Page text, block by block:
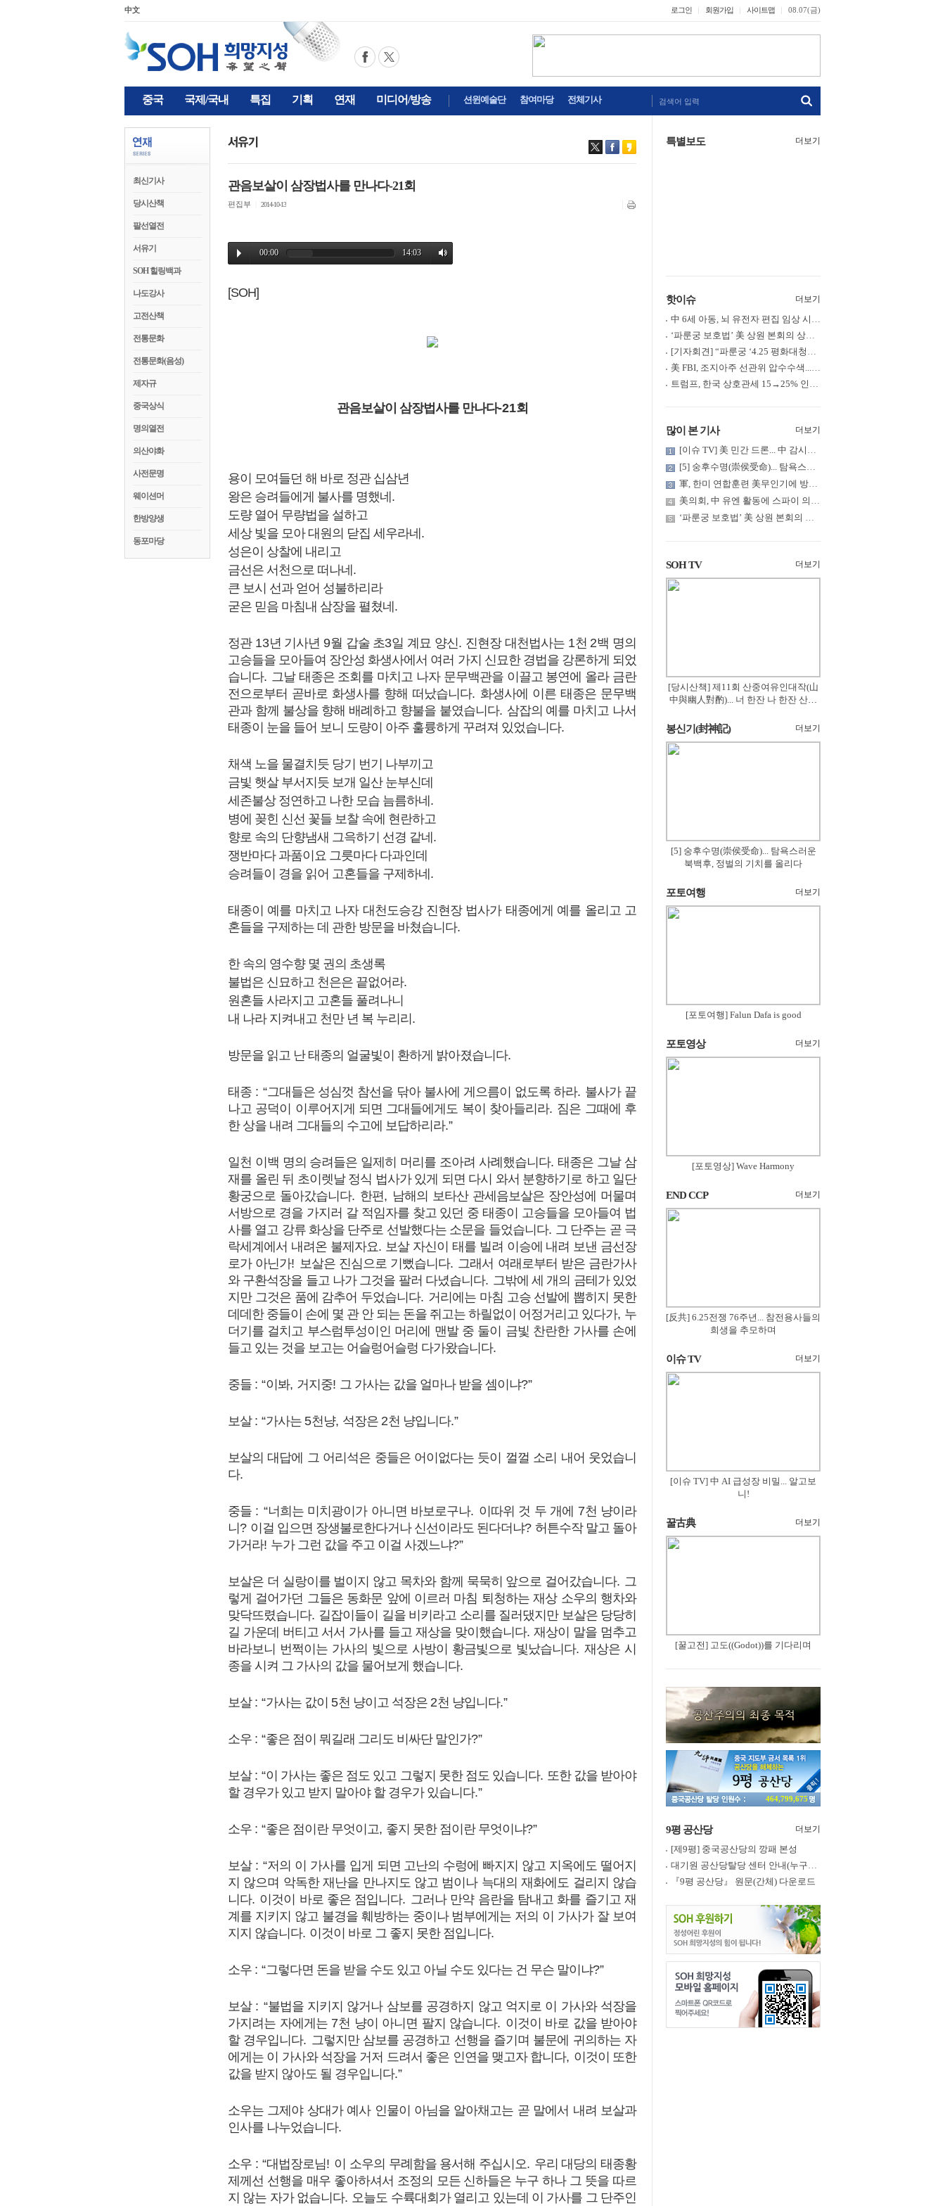
中文 로그인 회원가입 사이트맵 08.07(금)
중국 국제/국내 특집 기획 연재 미디어/방송 션윈예술단 참여마당 전체기사 검색어 입력
최신기사
당시산책
팔선열전
서유기
SOH 힐링백과
나도강사
고전산책
전통문화
전통문화(음성)
제자규
중국상식
명의열전
의산야화
사전문명
웨이션머
한방양생
동포마당
관음보살이 삼장법사를 만나다-21회
편집부 2014-10-13
[SOH]
관음보살이 삼장법사를 만나다-21회
용이 모여들던 해 바로 정관 십삼년
왕은 승려들에게 불사를 명했네 .
도량 열어 무량법을 설하고
세상 빛을 모아 대원의 닫집 세우라네 .
성은이 상찰에 내리고
금선은 서천으로 떠나네 .
큰 보시 선과 얻어 성불하리라
굳은 믿음 마침내 삼장을 펼쳤네 .
정관 13년 기사년9월 갑술 초3일 계묘 양신. 진현장 대천법사는 1천 2백 명의
고승들을 모아들여 장안성 화생사에서 여러 가지 신묘한 경법을 강론하게 되었
습니다. 그날 태종은 조회를 마치고 나자 문무백관을 이끌고 봉연에 올라 금란
전으로부터 곧바로 화생사를 향해 떠났습니다. 화생사에 이른 태종은 문무백
관과 함께 불상을 향해 배례하고 향불을 붙였습니다. 삼잡의 예를 마치고 나서
태종이 눈을 들어 보니 도량이 아주 훌륭하게 꾸려져 있었습니다.
채색 노을 물결치듯 당기 번기 나부끼고
금빛 햇살 부서지듯 보개 일산 눈부신데
세존불상 정연하고 나한 모습 늠름하네 .
병에 꽂힌 신선 꽃들 보찰 속에 현란하고
향로 속의 단향냄새 그윽하기 선경 같네 .
쟁반마다 과품이요 그릇마다 다과인데
승려들이 경을 읽어 고혼들을 구제하네 .
태종이 예를 마치고 나자 대천도승강 진현장 법사가 태종에게 예를 올리고 고
혼들을 구제하는 데 관한 방문을 바쳤습니다.
한 속의 영수향 몇 권의 초생록
불법은 신묘하고 천은은 끝없어라.
원혼들 사라지고 고혼들 풀려나니
내 나라 지켜내고 천만 년 복 누리리 .
방문을 읽고 난 태종의 얼굴빛이 환하게 밝아졌습니다.
태종 : “그대들은 성심껏 참선을 닦아 불사에 게으름이 없도록 하라. 불사가 끝
나고 공덕이 이루어지게 되면 그대들에게도 복이 찾아들리라. 짐은 그때에 후
한 상을 내려 그대들의 수고에 보답하리라.”
일천 이백 명의 승려들은 일제히 머리를 조아려 사례했습니다. 태종은 그날 삼
재를 올린 뒤 초이렛날 정식 법사가 있게 되면 다시 와서 분향하기로 하고 일단
황궁으로 돌아갔습니다. 한편, 남해의 보타산 관세음보살은 장안성에 머물며
서방으로 경을 가지러 갈 적임자를 찾고 있던 중 태종이 고승들을 모아들여 법
사를 열고 강류 화상을 단주로 선발했다는 소문을 들었습니다. 그 단주는 곧 극
락세계에서 내려온 불제자요. 보살 자신이 태를 빌려 이승에 내려 보낸 금선장
로가 아닌가! 보살은 진심으로 기뻤습니다. 그래서 여래로부터 받은 금란가사
와 구환석장을 들고 나가 그것을 팔러 다녔습니다. 그밖에 세 개의 금테가 있었
지만 그것은 품에 감추어 두었습니다. 거리에는 마침 고승 선발에 뽑히지 못한
데데한 중들이 손에 몇 관 안 되는 돈을 쥐고는 하릴없이 어정거리고 있다가, 누
더기를 걸치고 부스럼투성이인 머리에 맨발 중 둘이 금빛 찬란한 가사를 손에
들고 있는 것을 보고는 어슬렁어슬렁 다가왔습니다.
중들 : “이봐, 거지중! 그 가사는 값을 얼마나 받을 셈이냐?”
보살 : “가사는 5천냥, 석장은 2천 냥입니다.”
보살의 대답에 그 어리석은 중들은 어이없다는 듯이 껄껄 소리 내어 웃었습니
다.
중들 : “너희는 미치광이가 아니면 바보로구나. 이따위 것 두 개에 7천 냥이라
니 ? 이걸 입으면 장생불로한다거나 신선이라도 된다더냐? 허튼수작 말고 돌아
가거라! 누가 그런 값을 주고 이걸 사겠느냐?”
보살은 더 실랑이를 벌이지 않고 목차와 함께 묵묵히 앞으로 걸어갔습니다. 그
렇게 걸어가던 그들은 동화문 앞에 이르러 마침 퇴청하는 재상 소우의 행차와
맞닥뜨렸습니다. 길잡이들이 길을 비키라고 소리를 질러댔지만 보살은 당당히
길 가운데 버티고 서서 가사를 들고 재상을 맞이했습니다.재상이 말을 멈추고
바라보니 번쩍이는 가사의 빛으로 사방이 황금빛으로 빛났습니다. 재상은 시
종을 시켜 그 가사의 값을 물어보게 했습니다.
보살 : “가사는 값이 5천 냥이고 석장은 2천 냥입니다.”
소우 : “좋은 점이 뭐길래 그리도 비싸단 말인가?”
보살 : “이 가사는 좋은 점도 있고 그렇지 못한 점도 있습니다. 또한 값을 받아야
할 경우가 있고 받지 말아야 할 경우가 있습니다.”
소우 : “좋은 점이란 무엇이고, 좋지 못한 점이란 무엇이냐?”
보살 : “저의 이 가사를 입게 되면 고난의 수렁에 빠지지 않고 지옥에도 떨어지
지 않으며 악독한 재난을 만나지도 않고 범이나 늑대의 재화에도 걸리지 않습
니다. 이것이 바로 좋은 점입니다. 그러나 만약 음란을 탐내고 화를 즐기고 재
계를 지키지 않고 불경을 훼방하는 중이나 범부에게는 저의 이 가사가 잘 보여
지지 않습니다. 이것이 바로 그 좋지 못한 점입니다.
소우 : “그렇다면 돈을 받을 수도 있고 아닐 수도 있다는 건 무슨 말이냐?”
보살 : “불법을 지키지 않거나 삼보를 공경하지 않고 억지로 이 가사와 석장을
가지려는 자에게는 7천 냥이 아니면 팔지 않습니다. 이것이 바로 값을 받아야
할 경우입니다. 그렇지만 삼보를 공경하고 선행을 즐기며 불문에 귀의하는 자
에게는 이 가사와 석장을 거저 드려서 좋은 인연을 맺고자 합니다, 이것이 또한
값을 받지 않아도 될 경우입니다.”
소우는 그제야 상대가 예사 인물이 아님을 알아채고는 곧 말에서 내려 보살과
인사를 나누었습니다.
소우 : “대법장로님! 이 소우의 무례함을 용서해 주십시오. 우리 대당의 태종황
제께선 선행을 매우 좋아하셔서 조정의 모든 신하들은 누구 하나 그 뜻을 따르
지 않는 자가 없습니다. 오늘도 수륙대회가 열리고 있는데 이 가사를 그 단주인
특별보도 더보기
핫이슈 더보기
中 6세 아동, 뇌 유전자 편집 임상 시험 중 사망... 의료진 1년간 ....
‘파룬궁 보호법’ 美 상원 본회의 상정... 최종 입법 ‘초읽기’
[기자회견] “파룬궁 ‘4.25 평화대청원’ 기념 & 중공의 션윈 공연 .....
美 FBI, 조지아주 선관위 압수수색... 트럼프 “부정선거 증거 확보....
트럼프, 한국 상호관세 15→25% 인상... “韓 국회 무력합의 미비준”....
많이 본 기사 더보기
[이슈 TV] 美 민간 드론... 中 감시망 뚫고 군함 근접 촬영
[5] 숭후수명(崇侯受命)... 탐욕스러운 북백후, 정벌의 기치를 올.....
軍, 한미 연합훈련 美무인기에 방공태세 발령... 왜?
美의회, 中 유엔 활동에 스파이 의혹 제기
‘파룬궁 보호법’ 美 상원 본회의 상정... 최종 입법 ‘초읽기’
SOH TV 더보기
[당시산책] 제11회 산중여유인대작(山
中與幽人對酌)... 너 한잔 나 한잔 산의
봉신기(封神記) 더보기
[5] 숭후수명(崇侯受命)... 탐욕스러운
북백후, 정벌의 기치를 올리다
포토여행 더보기
[포토여행] Falun Dafa is good
포토영상 더보기
[포토영상] Wave Harmony
END CCP 더보기
[反共] 6.25전쟁 76주년... 참전용사들의
희생을 추모하며
이슈 TV 더보기
[이슈 TV] 中 AI 급성장 비밀... 알고보
니!
꿀古典 더보기
[꿀고전] 고도((Godot))를 기다리며
464,799,675
9평 공산당 더보기
[제9평] 중국공산당의 깡패 본성
대기원 공산당탈당 센터 안내(누구나 쉽게 退黨, 退團, 退隊 가능)
『9평 공산당』 원문(간체) 다운로드